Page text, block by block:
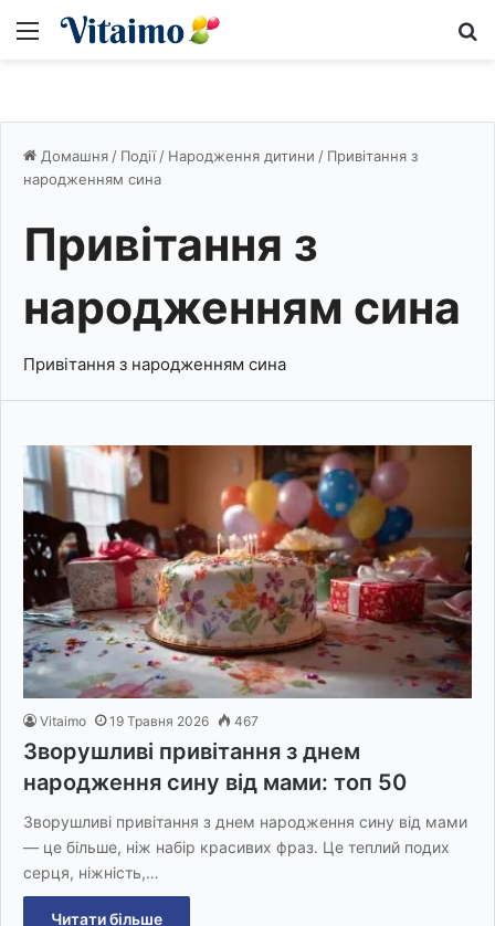
Меню
Домашня / Події / Народження дитини / Привітання з
народженням сина
Привітання з
народженням сина
Привітання з народженням сина
Vitaimo 19 Травня 2026 467
Зворушливі привітання з днем
народження сину від мами: топ 50
Зворушливі привітання з днем народження сину від мами
— це більше, ніж набір красивих фраз. Це теплий подих
серця, ніжність,…
Читати більше